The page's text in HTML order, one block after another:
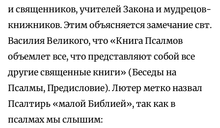
и священников, учителей Закона и мудрецов-
книжников. Этим объясняется замечание свт.
Василия Великого, что «Книга Псалмов
объемлет все, что представляют собой все
другие священные книги» (Беседы на
Псалмы, Предисловие). Лютер метко назвал
Псалтирь «малой Библией», так как в
псалмах мы слышим: